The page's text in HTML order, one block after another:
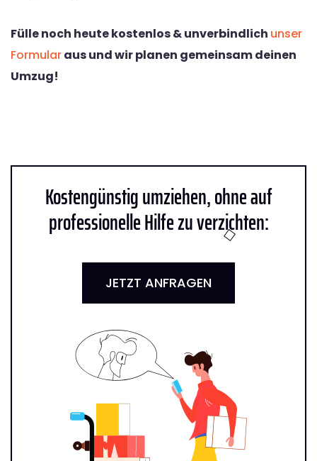
Fülle noch heute kostenlos & unverbindlich unser
Formularaus und wir planen gemeinsam deinen
Umzug!
Kostengünstig umziehen, ohne auf
professionelle Hilfe zu verzichten:
JETZT ANFRAGEN